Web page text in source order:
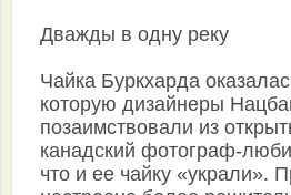
Дважды в одну реку
Чайка Буркхарда
которую дизайнеры
позаимствовали из
канадский фотограф-
что и ее чайку «украли».